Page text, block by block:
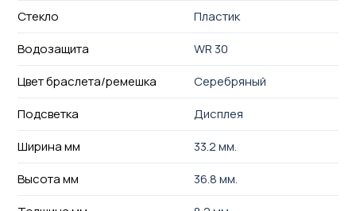
Стекло
Пластик
Водозащита
WR 30
Цвет браслета/ремешка
Серебряный
Подсветка
Дисплея
Ширина мм
33.2 мм.
Высота мм
36.8 мм.